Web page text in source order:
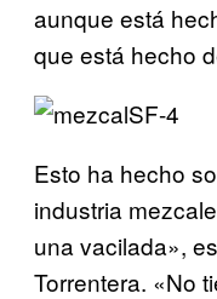
aunque está
que está hecho
Esto ha hecho
industria
una vacilada»,
Torrentera. «No